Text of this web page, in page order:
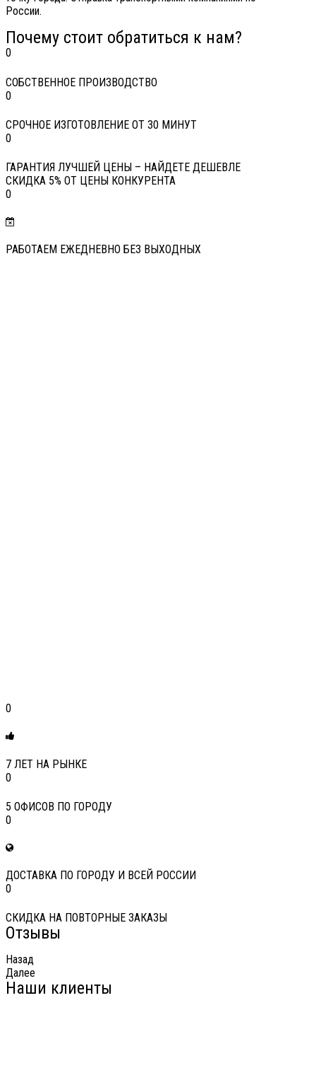
России.
Почему стоит обратиться к нам?
0
СОБСТВЕННОЕ ПРОИЗВОДСТВО
0
СРОЧНОЕ ИЗГОТОВЛЕНИЕ ОТ 30 МИНУТ
0
ГАРАНТИЯ ЛУЧШЕЙ ЦЕНЫ – НАЙДЕТЕ ДЕШЕВЛЕ
СКИДКА 5% ОТ ЦЕНЫ КОНКУРЕНТА
0
РАБОТАЕМ ЕЖЕДНЕВНО БЕЗ ВЫХОДНЫХ
0
7 ЛЕТ НА РЫНКЕ
0
5 ОФИСОВ ПО ГОРОДУ
0
ДОСТАВКА ПО ГОРОДУ И ВСЕЙ РОССИИ
0
СКИДКА НА ПОВТОРНЫЕ ЗАКАЗЫ
Отзывы
Назад
Далее
Наши клиенты